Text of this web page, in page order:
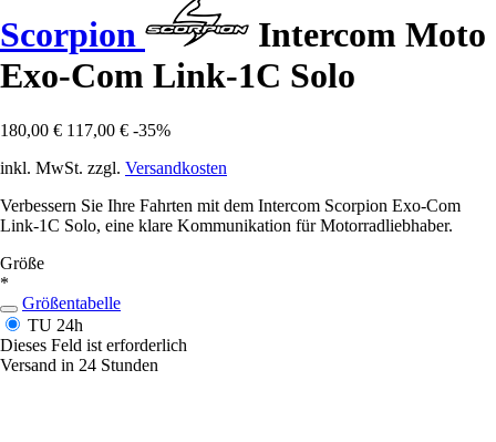
Scorpion
Intercom Moto
Exo-Com Link-1C Solo
180,00 € 117,00 € -35%
inkl. MwSt. zzgl. Versandkosten
Verbessern Sie Ihre Fahrten mit dem Intercom Scorpion Exo-Com
Link-1C Solo, eine klare Kommunikation für Motorradliebhaber.
Größe
*
Größentabelle
TU 24h
Dieses Feld ist erforderlich
Versand in 24 Stunden